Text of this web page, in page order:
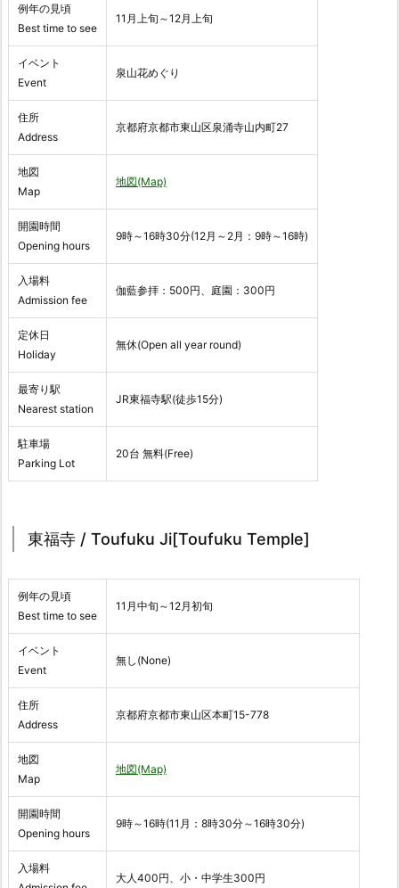
例年の見頃
Best time to see
11月上旬～12月上旬
イベント
Event
泉山花めぐり
住所
Address
京都府京都市東山区泉涌寺山内町27
地図
Map
地図(Map)
開園時間
Opening hours
9時～16時30分(12月～2月：9時～16時)
入場料
Admission fee
伽藍参拝：500円、庭園：300円
定休日
Holiday
無休(Open all year round)
最寄り駅
Nearest station
JR東福寺駅(徒歩15分)
駐車場
Parking Lot
20台 無料(Free)
東福寺 / Toufuku Ji[Toufuku Temple]
例年の見頃
Best time to see
11月中旬～12月初旬
イベント
Event
無し(None)
住所
Address
京都府京都市東山区本町15-778
地図
Map
地図(Map)
開園時間
Opening hours
9時～16時(11月：8時30分～16時30分)
入場料
大人400円、小・中学生300円